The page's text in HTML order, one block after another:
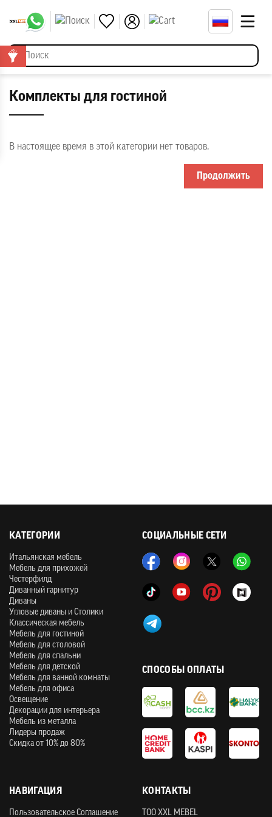
Комплекты для гостиной
В настоящее время в этой категории нет товаров.
Продолжить
СОЦИАЛЬНЫЕ СЕТИ
КАТЕГОРИИ
Итальянская мебель
Мебель для прихожей
Честерфилд
Диванный гарнитур
Диваны
Угловые диваны и Столики
Классическая мебель
Мебель для гостиной
Мебель для столовой
Мебель для спальни
Мебель для детской
Мебель для ванной комнаты
Мебель для офиса
Освещение
Декорации для интерьера
Мебель из металла
Лидеры продаж
Скидка от 10% до 80%
НАВИГАЦИЯ
Пользовательское Соглашение
СПОСОБЫ ОПЛАТЫ
КОНТАКТЫ
ТOO XXL MEBEL